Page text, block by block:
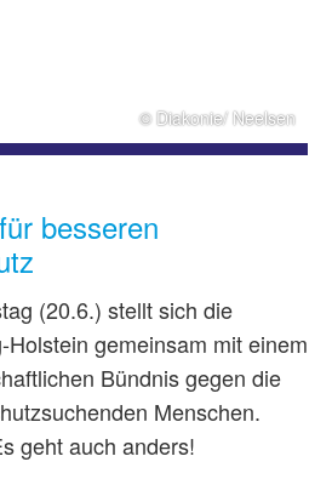
© Diakonie/ Neelsen
besseren
(20.6.) stellt sich die
gemeinsam mit einem
Bündnis gegen die
Menschen.
geht auch anders!